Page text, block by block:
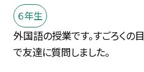
６年生
外国語の授業です。すごろくの
で友達に質問しました。